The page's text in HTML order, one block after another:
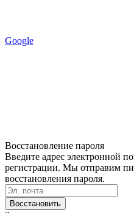
Google
Восстановление пароля
Введите адрес электронной
регистрации. Мы отправим
восстановления пароля.
Восстановить